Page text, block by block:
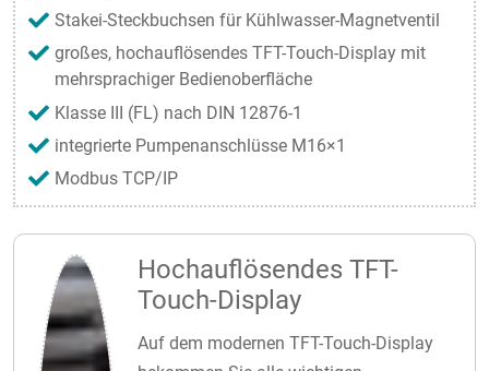
Hochauflösendes TFT-
Touch-Display
Auf dem modernen TFT-Touch-Display
Stakei-Steckbuchsen für Kühlwasser-Magnetventil
großes, hochauflösendes TFT-Touch-Display mit
mehrsprachiger Bedienoberfläche
Klasse III (FL) nach DIN 12876-1
integrierte Pumpenanschlüsse M16×1
Modbus TCP/IP